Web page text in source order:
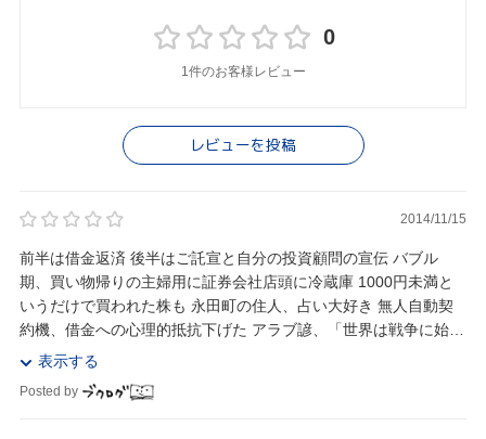
0
1件のお客様レビュー
レビューを投稿
2014/11/15
前半は借金返済 後半はご託宣と自分の投資顧問の宣伝 バブル
期、買い物帰りの主婦用に証券会社店頭に冷蔵庫 1000円未満と
いうだけで買われた株も 永田町の住人、占い大好き 無人自動契
約機、借金への心理的抵抗下げた アラブ諺、「世界は戦争に始ま
り、戦争に終わる」 鉱工業出荷指数に...
表示する
Posted by